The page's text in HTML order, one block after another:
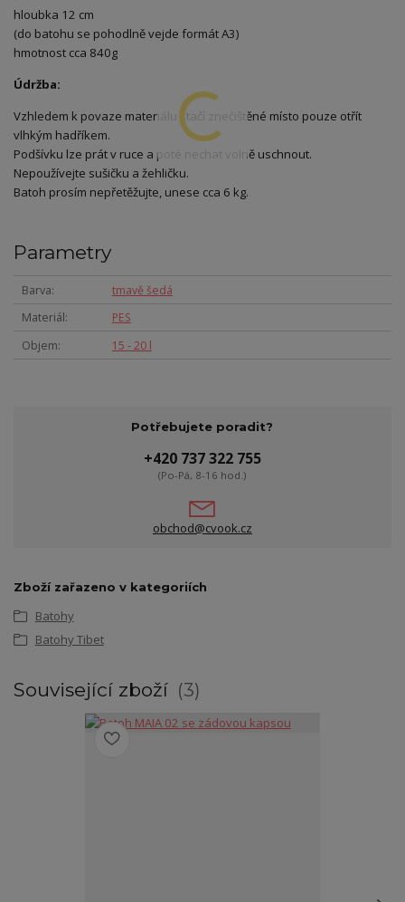
hloubka 12 cm
(do batohu se pohodlně vejde formát A3)
hmotnost cca 840g
Údržba:
Vzhledem k povaze materiálu stačí znečištěné místo pouze otřít
vlhkým hadříkem.
Podšívku lze prát v ruce a poté nechat volně uschnout.
Nepoužívejte sušičku a žehličku.
Batoh prosím nepřetěžujte, unese cca 6 kg.
Parametry
Barva
tmavě šedá
Materiál
PES
Objem
15 - 20 l
Potřebujete poradit?
+420 737 322 755
(Po-Pá, 8-16 hod.)
obchod@cvook.cz
Zboží zařazeno v kategoriích
Batohy
Batohy Tibet
Související zboží 3